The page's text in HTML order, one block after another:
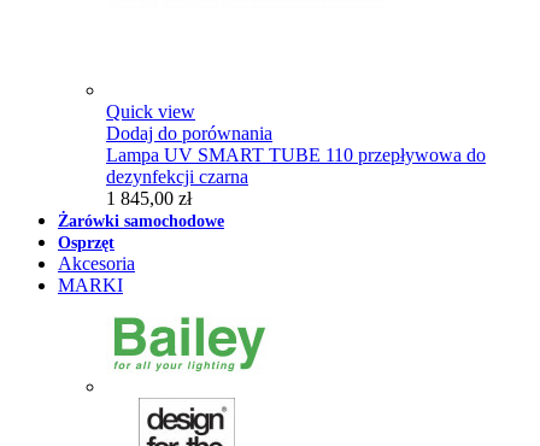
Quick view
Dodaj do porównania
Lampa UV SMART TUBE 110 przepływowa do
dezynfekcji czarna
1 845,00 zł
Żarówki samochodowe
Osprzęt
Akcesoria
MARKI